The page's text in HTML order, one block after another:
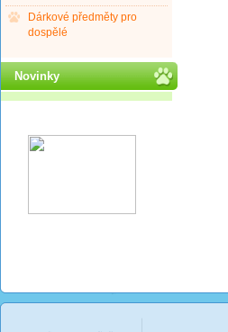
Dárkové předměty pro
dospělé
Novinky